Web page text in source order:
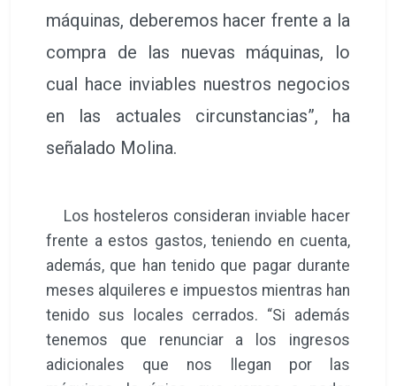
máquinas, deberemos hacer frente a la
compra de las nuevas máquinas, lo
cual hace inviables nuestros negocios
en las actuales circunstancias”, ha
señalado Molina.
Los hosteleros consideran inviable hacer
frente a estos gastos, teniendo en cuenta,
además, que han tenido que pagar durante
meses alquileres e impuestos mientras han
tenido sus locales cerrados. “Si además
tenemos que renunciar a los ingresos
adicionales que nos llegan por las